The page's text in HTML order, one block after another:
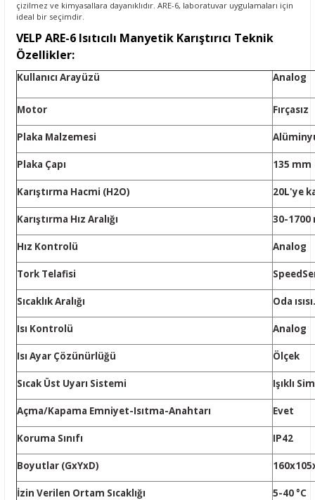
çizilmez ve kimyasallara dayanıklıdır. ARE-6, laboratuvar uygulamaları için
ideal bir seçimdir.
VELP ARE-6 Isıtıcılı Manyetik Karıştırıcı Teknik
Özellikler:
Kullanıcı Arayüzü Analog
Motor Fırçasız
Plaka Malzemesi
Plaka Çapı 135 mm
Karıştırma Hacmi (H2O) 20L'ye
Karıştırma Hız Aralığı 30-1700
Hız Kontrolü Analog
Tork Telafisi
Sıcaklık Aralığı Oda
Isı Kontrolü Analog
Isı Ayar Çözünürlüğü Ölçek
Sıcak Üst Uyarı Sistemi Işıklı
Açma/Kapama Emniyet-Isıtma-Anahtarı Evet
Koruma Sınıfı IP42
Boyutlar (GxYxD)
İzin Verilen Ortam Sıcaklığı 5-40 °C